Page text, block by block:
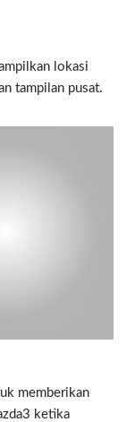
lokasi
tampilan pusat.
memberikan
ketika